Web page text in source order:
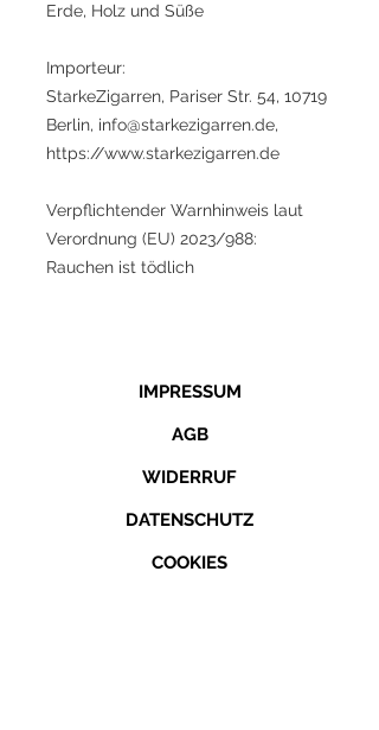
Erde, Holz und Süße
Importeur:
StarkeZigarren, Pariser Str. 54, 10719
Berlin, info@starkezigarren.de,
https://www.starkezigarren.de
Verpflichtender Warnhinweis laut
Verordnung (EU) 2023/988:
Rauchen ist tödlich
IMPRESSUM
AGB
WIDERRUF
DATENSCHUTZ
COOKIES